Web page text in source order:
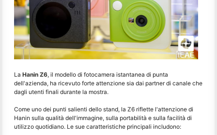
La Hanin Z6, il modello di fotocamera istantanea di punta
dell'azienda, ha ricevuto forte attenzione sia dai partner di canale che
dagli utenti finali durante la mostra.
Come uno dei punti salienti dello stand, la Z6 riflette l'attenzione di
Hanin sulla qualità dell'immagine, sulla portabilità e sulla facilità di
utilizzo quotidiano. Le sue caratteristiche principali includono: